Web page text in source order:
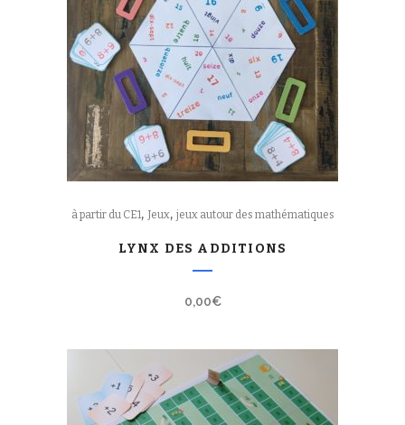
à partir du CE1, Jeux, jeux autour des mathématiques
LYNX DES ADDITIONS
0,00€